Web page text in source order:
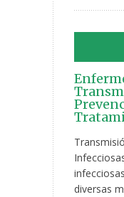
diversas